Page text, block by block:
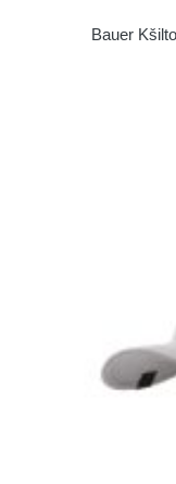
Bauer